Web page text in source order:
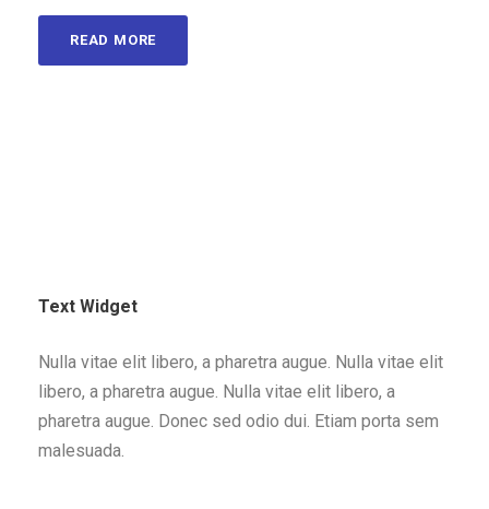
READ MORE
Text Widget
Nulla vitae elit libero, a pharetra augue. Nulla vitae elit
libero, a pharetra augue. Nulla vitae elit libero, a
pharetra augue. Donec sed odio dui. Etiam porta sem
malesuada.